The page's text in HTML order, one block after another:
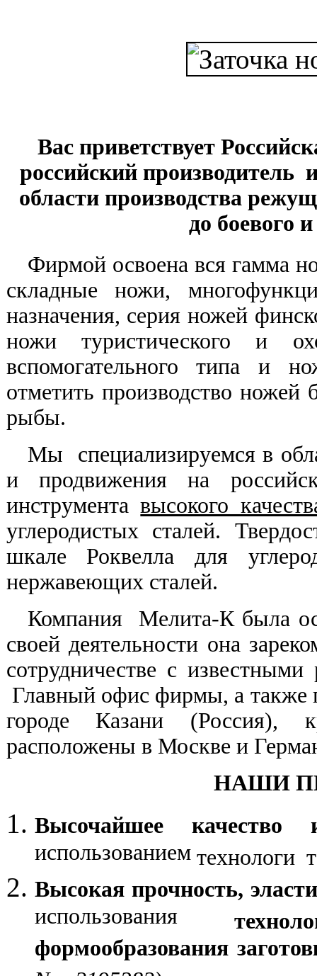
Вас приветствует
российский производитель
области производства
до боевого
Фирмой освоена вся гамма
складные ножи,
назначения, серия ножей
ножи туристического и
вспомогательного типа и
отметить производство ножей
рыбы.
Мы специализируемся в
и продвижения на
инструментавысокого
углеродистых сталей.
шкале Роквелла для
нержавеющих сталей.
Компания Мелита-К была
своей деятельности она
сотрудничестве с
Главный офис фирмы, а также
городе Казани (Россия),
расположены в Москве и
НАШИ
Высочайшее качество
использованием технологи
Высокая прочность,
использования
формообразования